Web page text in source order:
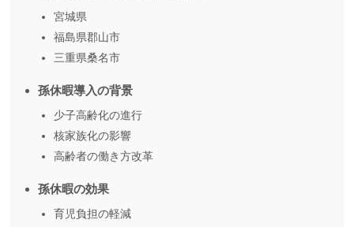
宮城県
福島県郡山市
三重県桑名市
孫休暇導入の背景
少子高齢化の進行
核家族化の影響
高齢者の働き方改革
孫休暇の効果
育児負担の軽減